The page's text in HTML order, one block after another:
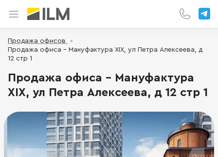
Продажа офисов
Продажа офиса - Мануфактура XIX, ул Петра Алексеева, д
12 стр 1
Продажа офиса - Мануфактура
XIX, ул Петра Алексеева, д 12 стр 1